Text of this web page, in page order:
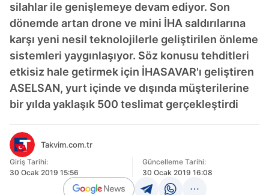
silahlar ile genişlemeye devam ediyor. Son
dönemde artan drone ve mini İHA saldırılarına
karşı yeni nesil teknolojilerle geliştirilen önleme
sistemleri yaygınlaşıyor. Söz konusu tehditleri
etkisiz hale getirmek için İHASAVAR'ı geliştiren
ASELSAN, yurt içinde ve dışında müşterilerine
bir yılda yaklaşık 500 teslimat gerçekleştirdi
Takvim.com.tr
Giriş Tarihi:
30 Ocak 2019 15:56
Güncelleme Tarihi:
30 Ocak 2019 16:08